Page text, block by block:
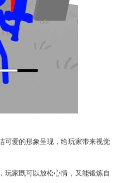
可爱的形象呈现，给玩家带来视觉
玩家既可以放松心情，又能锻炼自